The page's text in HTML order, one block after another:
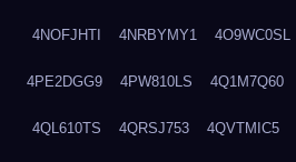
4NOFJHTI 4NRBYMY1 4O9WC0SL
4PE2DGG9 4PW810LS 4Q1M7Q60
4QL610TS 4QRSJ753 4QVTMIC5